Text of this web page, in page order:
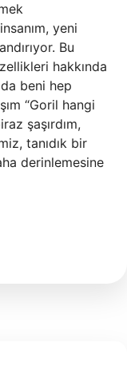
yeni
Bu
hakkında
beni hep
“Goril hangi
şaşırdım,
tanıdık bir
derinlemesine